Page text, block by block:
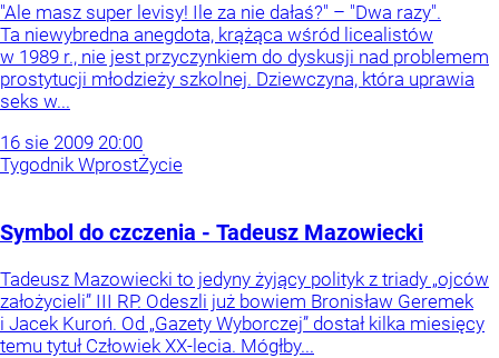
"Ale masz super levisy! Ile za nie dałaś?" – "Dwa razy".
Ta niewybredna anegdota, krążąca wśród licealistów
w 1989 r., nie jest przyczynkiem do dyskusji nad problemem
prostytucji młodzieży szkolnej. Dziewczyna, która uprawia
seks w...
16 sie 2009 20:00
Tygodnik WprostŻycie
Symbol do czczenia - Tadeusz Mazowiecki
Tadeusz Mazowiecki to jedyny żyjący polityk z triady „ojców
założycieli” III RP. Odeszli już bowiem Bronisław Geremek
i Jacek Kuroń. Od „Gazety Wyborczej” dostał kilka miesięcy
temu tytuł Człowiek XX-lecia. Mógłby...